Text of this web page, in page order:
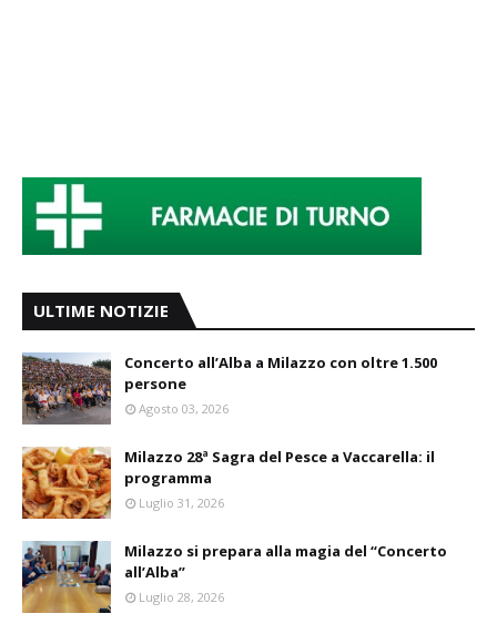
ULTIME NOTIZIE
Concerto all’Alba a Milazzo con oltre 1.500
persone
Agosto 03, 2026
Milazzo 28ª Sagra del Pesce a Vaccarella: il
programma
Luglio 31, 2026
Milazzo si prepara alla magia del “Concerto
all’Alba”
Luglio 28, 2026